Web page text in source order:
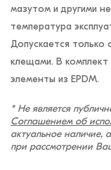
мазутом и другими
температура
Допускается
клещами. В комплект
элементы из EPDM.
* Не является
Соглашением об
актуальное наличие,
при рассмотрении